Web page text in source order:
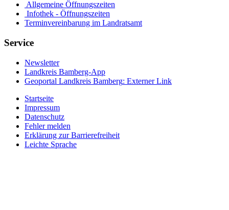
Allgemeine Öffnungszeiten
Infothek - Öffnungszeiten
Terminvereinbarung im Landratsamt
Service
Newsletter
Landkreis Bamberg-App
Geoportal Landkreis Bamberg: Externer Link
Startseite
Impressum
Datenschutz
Fehler melden
Erklärung zur Barrierefreiheit
Leichte Sprache